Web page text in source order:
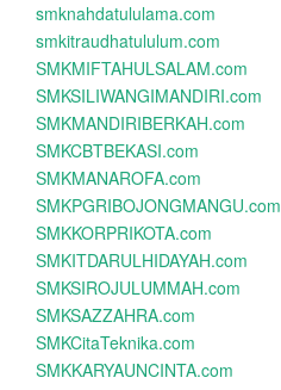
smknahdatululama.com
smkitraudhatululum.com
SMKMIFTAHULSALAM.com
SMKSILIWANGIMANDIRI.com
SMKMANDIRIBERKAH.com
SMKCBTBEKASI.com
SMKMANAROFA.com
SMKPGRIBOJONGMANGU.com
SMKKORPRIKOTA.com
SMKITDARULHIDAYAH.com
SMKSIROJULUMMAH.com
SMKSAZZAHRA.com
SMKCitaTeknika.com
SMKKARYAUNCINTA.com